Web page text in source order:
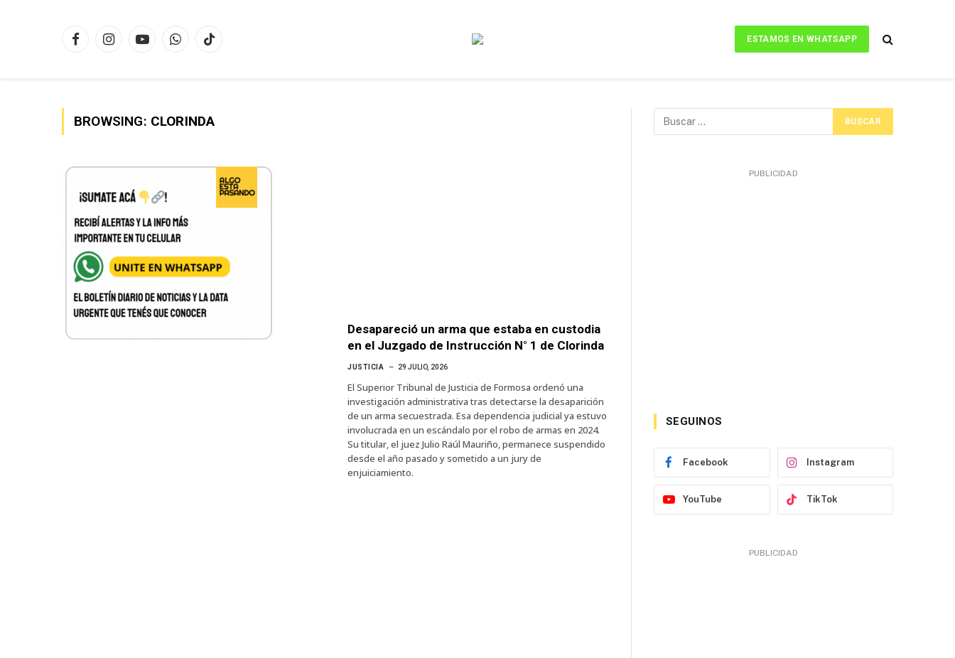
FacebookInstagramYouTubeWhatsAppTikTok
ESTAMOS EN WHATSAPP
BROWSING: CLORINDA
Desapareció un arma que estaba en custodia
en el Juzgado de Instrucción N° 1 de Clorinda
JUSTICIA 29 JULIO, 2026
El Superior Tribunal de Justicia de Formosa ordenó una
investigación administrativa tras detectarse la desaparición
de un arma secuestrada. Esa dependencia judicial ya estuvo
involucrada en un escándalo por el robo de armas en 2024.
Su titular, el juez Julio Raúl Mauriño, permanece suspendido
desde el año pasado y sometido a un jury de
enjuiciamiento.
PUBLICIDAD
SEGUINOS
Facebook Instagram
YouTube TikTok
PUBLICIDAD